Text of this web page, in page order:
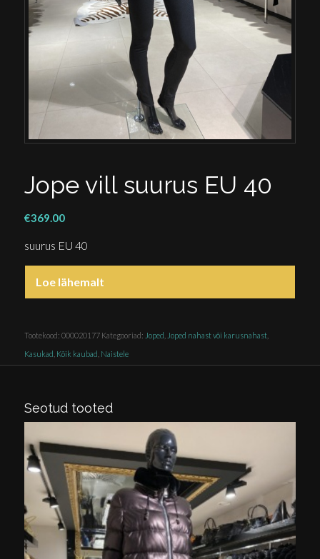
Jope vill suurus EU 40
€369.00
suurus EU 40
Loe lähemalt
Tootekood: 000020177 Kategooriad: Joped Joped nahast või karusnahast,
Kasukad Kõik kaubad Naistele
Seotud tooted